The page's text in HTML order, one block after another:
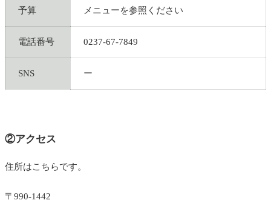
予算 メニューを参照ください
電話番号 0237-67-7849
SNS ー
②アクセス
住所はこちらです。
〒990-1442